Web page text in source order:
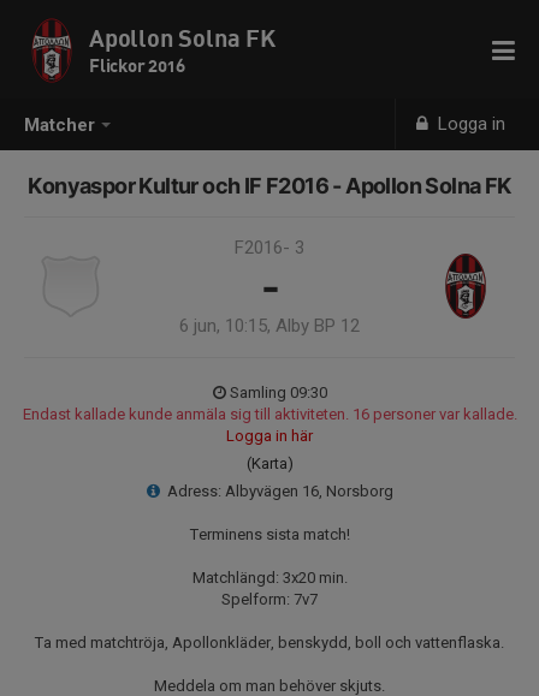
Matcher Logga in
Apollon Solna FK
Flickor 2016
Konyaspor Kultur och IF F2016 - Apollon Solna FK
F2016- 3
-
6 jun, 10:15, Alby BP 12
Samling 09:30
Endast kallade kunde anmäla sig till aktiviteten. 16 personer var kallade.
Logga in här
(Karta)
Adress: Albyvägen 16, Norsborg
Terminens sista match!
Matchlängd: 3x20 min.
Spelform: 7v7
Ta med matchtröja, Apollonkläder, benskydd, boll och vattenflaska.
Meddela om man behöver skjuts.